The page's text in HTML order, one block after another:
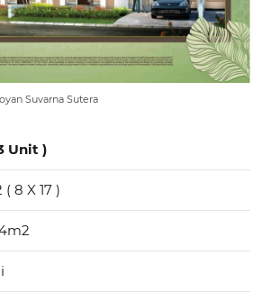
Suvarna Sutera
Unit )
8 X 17 )